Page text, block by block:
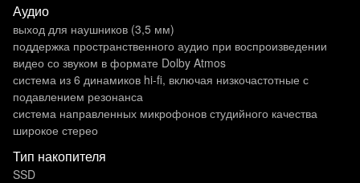
Аудио
выход для наушников (3,5 мм)
поддержка пространственного аудио при воспроизведении
видео со звуком в формате Dolby Atmos
система из 6 динамиков hi-fi, включая низкочастотные с
подавлением резонанса
система направленных микрофонов студийного качества
широкое стерео
Тип накопителя
SSD